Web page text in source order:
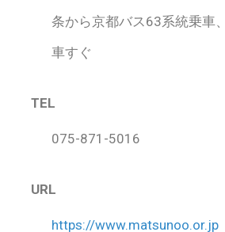
条から京都バス63系統乗車
車すぐ
TEL
075-871-5016
URL
https://www.matsunoo.or.jp